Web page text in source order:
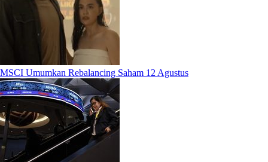
MSCI Umumkan Rebalancing Saham 12 Agustus